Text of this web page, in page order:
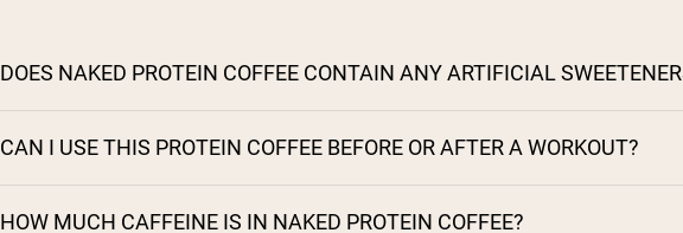
DOES NAKED PROTEIN COFFEE CONTAIN ANY ARTIFICIAL
CAN I USE THIS PROTEIN COFFEE BEFORE OR AFTER A WORKOUT?
HOW MUCH CAFFEINE IS IN NAKED PROTEIN COFFEE?